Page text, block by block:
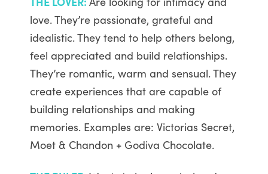
love. They’re passionate, grateful and
idealistic. They tend to help others belong,
feel appreciated and build relationships.
They’re romantic, warm and sensual. They
create experiences that are capable of
building relationships and making
memories. Examples are: Victorias Secret,
Moet & Chandon + Godiva Chocolate.